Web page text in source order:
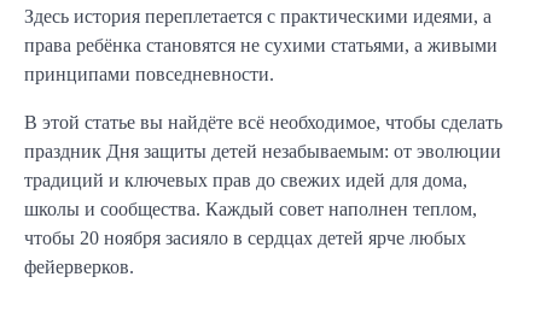
Здесь история переплетается с практическими идеями, а
права ребёнка становятся не сухими статьями, а живыми
принципами повседневности.
В этой статье вы найдёте всё необходимое, чтобы сделать
праздник Дня защиты детей незабываемым: от эволюции
традиций и ключевых прав до свежих идей для дома,
школы и сообщества. Каждый совет наполнен теплом,
чтобы 20 ноября засияло в сердцах детей ярче любых
фейерверков.